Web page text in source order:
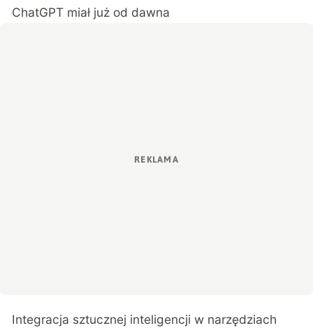
ChatGPT miał już od dawna
Integracja sztucznej inteligencji w narzędziach